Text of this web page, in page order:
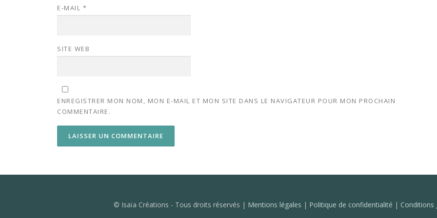
E-MAIL *
SITE WEB
ENREGISTRER MON NOM, MON E-MAIL ET MON SITE DANS LE NAVIGATEUR POUR MON PROCHAIN
COMMENTAIRE.
© Isaïa Créations - Tous droits réservés | Mentions légales | Politique de confidentialité | Conditions